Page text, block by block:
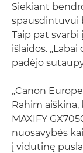
Siekiant
spausdintuvui
Taip pat
išlaidos.
padėjo
„Canon
Rahim
MAXIFY
nuosavybės
į vidutinę